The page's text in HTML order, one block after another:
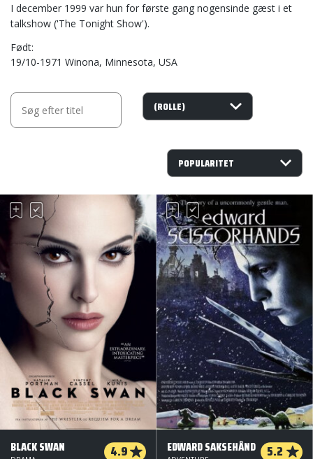
I december 1999 var hun for første gang nogensinde gæst i et
talkshow ('The Tonight Show').
Født
19/10-1971 Winona, Minnesota, USA
BLACK SWAN 4.9 EDWARD SAKSEHÅND 5.2